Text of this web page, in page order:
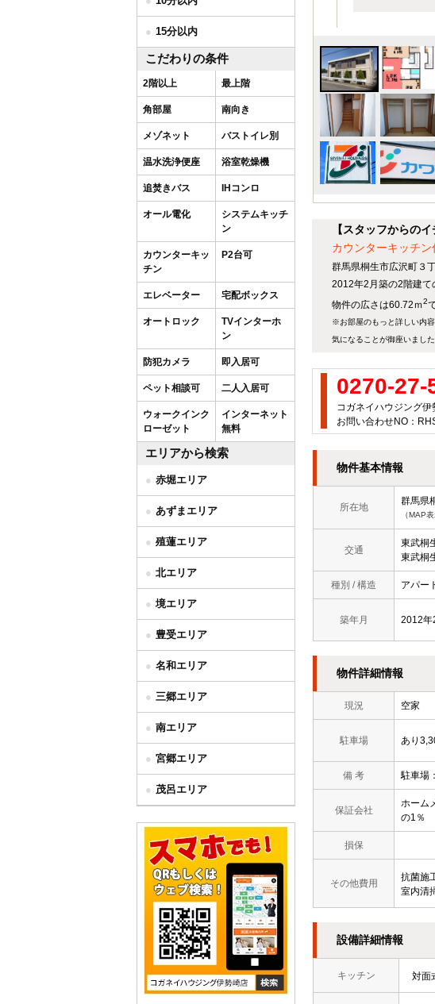
【スタッフからの
カウンターキッチ
群馬県桐生市広沢町３
2012年2月築の2階建て
物件の広さは60.72ｍ2
※お部屋のもっと詳しい内
気になることが御座いまし
0270-27-
コガネイハウジング伊
お問い合わせNO：
物件基本情報
所在地
群馬県
（MAP
交通
東武桐
東武桐
種別 / 構造 アパー
築年月 2012
物件詳細情報
現況 空家
駐車場 あり
備 考 駐車場
保証会社
ホーム
の1％
損保
その他費用
抗菌施
室内清
設備詳細情報
キッチン 対面
15分以内
こだわりの条件
2階以上 最上階
角部屋 南向き
メゾネット バストイレ別
温水洗浄便座 浴室乾燥機
追焚きバス IHコンロ
オール電化
システムキッチ
ン
カウンターキッ
チン
P2台可
エレベーター 宅配ボックス
オートロック
TVインターホ
ン
防犯カメラ 即入居可
ペット相談可 二人入居可
ウォークインク
ローゼット
インターネット
無料
エリアから検索
赤堀エリア
あずまエリア
殖蓮エリア
北エリア
境エリア
豊受エリア
名和エリア
三郷エリア
南エリア
宮郷エリア
茂呂エリア